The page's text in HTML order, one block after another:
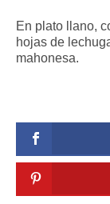
En plato llano,
hojas de
mahonesa.